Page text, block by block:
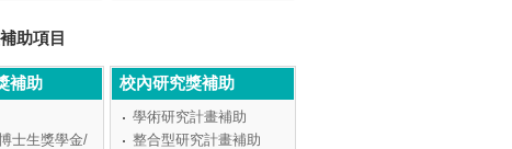
助項目
補助
士生獎學金/
校內研究獎補助
學術研究計畫補助
整合型研究計畫補助